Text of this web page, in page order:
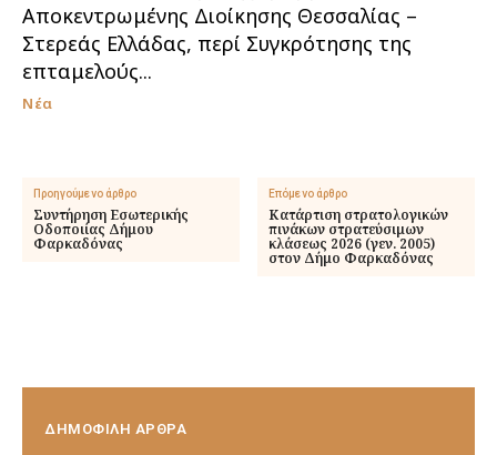
Αποκεντρωμένης Διοίκησης Θεσσαλίας –
Στερεάς Ελλάδας, περί Συγκρότησης της
επταμελούς...
Νέα
Προηγούμενο άρθρο
Συντήρηση Εσωτερικής
Οδοποιίας Δήμου
Φαρκαδόνας
Επόμενο άρθρο
Κατάρτιση στρατολογικών
πινάκων στρατεύσιμων
κλάσεως 2026 (γεν. 2005)
στον Δήμο Φαρκαδόνας
ΔΗΜΟΦΙΛΗ ΑΡΘΡΑ